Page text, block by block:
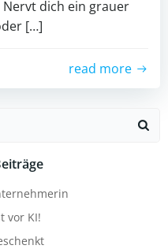
Nervt dich ein grauer
[…]
read more
vor KI!